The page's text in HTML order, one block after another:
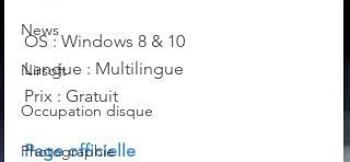
News
Nirsoft
Occupation disque
Photographie
OS : Windows 8 & 10
Langue : Multilingue
Prix : Gratuit
Page officielle